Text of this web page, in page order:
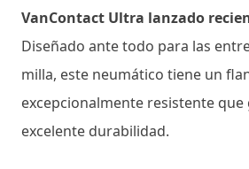
VanContact Ultra lanzado
Diseñado ante todo para las
milla, este neumático tiene un
excepcionalmente resistente que
excelente durabilidad.